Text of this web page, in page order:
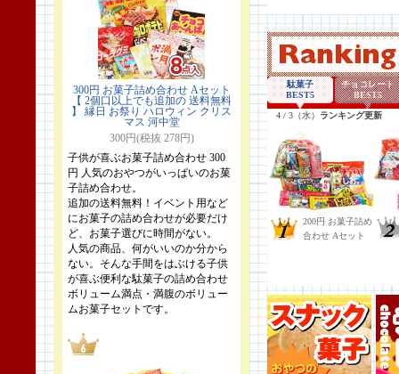
300円 お菓子詰め合わせ Aセット
【 2個口以上でも追加の 送料無料
】 縁日 お祭り ハロウィン クリス
マス 河中堂
300円(税抜 278円)
子供が喜ぶお菓子詰め合わせ 300
円 人気のおやつがいっぱいのお菓
子詰め合わせ。
追加の送料無料！イベント用など
にお菓子の詰め合わせが必要だけ
ど、お菓子選びに時間がない。
人気の商品、何がいいのか分から
ない。そんな手間をはぶける子供
が喜ぶ便利な駄菓子の詰め合わせ
ボリューム満点・満腹のボリュー
ムお菓子セットです。